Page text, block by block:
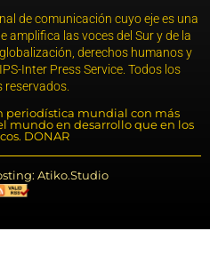
de comunicación cuyo eje es una
amplifica las voces del Sur y de la
derechos humanos y
Inter Press Service. Todos los
reservados.
periodística mundial con más
mundo en desarrollo que en los
DONAR
Atiko.Studio